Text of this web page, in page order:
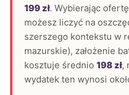
199 zł. Wybierając
możesz liczyć na
szerszego kontekstu w
mazurskie), założenie
kosztuje średnio 198 zł,
wydatek ten wynosi